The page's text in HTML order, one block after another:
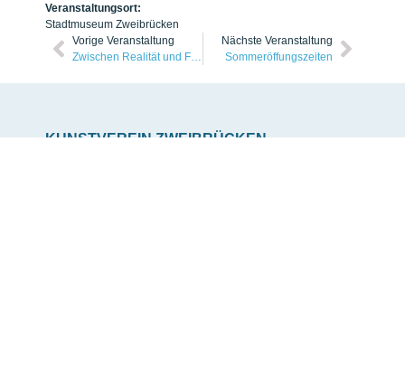
Veranstaltungsort:
Stadtmuseum Zweibrücken
Vorige Veranstaltung
Zwischen Realität und Fiktion. KI, Design und Marke
Nächste Veranstaltung
Sommeröffungszeiten
KUNSTVEREIN ZWEIBRÜCKEN